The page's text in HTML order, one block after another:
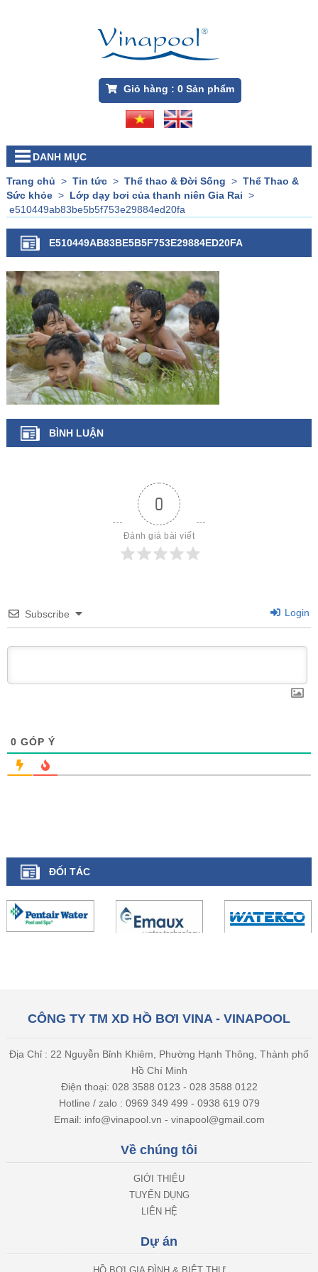
Giỏ hàng : 0Sản phẩm
DANH MỤC
Trang chủ > Tin tức> Thể thao & Đời Sống > Thể Thao &
Sức khỏe> Lớp dạy bơi của thanh niên Gia Rai >
e510449ab83be5b5f753e29884ed20fa
E510449AB83BE5B5F753E29884ED20FA
BÌNH LUẬN
0
Đánh giá bài viết
Subscribe Login
0 GÓP Ý
ĐỐI TÁC
CÔNG TY TM XD HỒ BƠI VINA - VINAPOOL
Địa Chỉ : 22 Nguyễn Bỉnh Khiêm, Phường Hạnh Thông, Thành phố
Hồ Chí Minh
Điện thoại: 028 3588 0123 - 028 3588 0122
Hotline / zalo : 0969 349 499 - 0938 619 079
Email: info@vinapool.vn - vinapool@gmail.com
Về chúng tôi
GIỚI THIỆU
TUYỂN DỤNG
LIÊN HỆ
Dự án